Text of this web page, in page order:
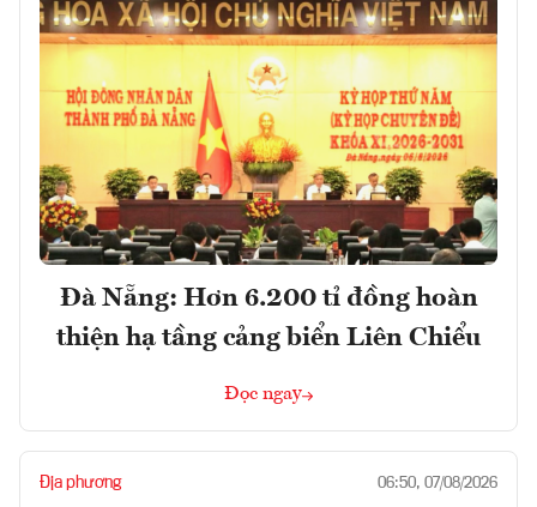
Đà Nẵng: Hơn 6.200 tỉ đồng hoàn
thiện hạ tầng cảng biển Liên Chiểu
Đọc ngay
Địa phương 06:50, 07/08/2026